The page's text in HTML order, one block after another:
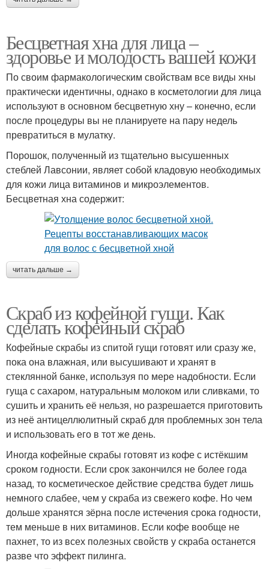
Бесцветная хна для лица –
здоровье и молодость вашей кожи
По своим фармакологическим свойствам все виды хны
практически идентичны, однако в косметологии для лица
используют в основном бесцветную хну – конечно, если
после процедуры вы не планируете на пару недель
превратиться в мулатку.
Порошок, полученный из тщательно высушенных
стеблей Лавсонии, являет собой кладовую необходимых
для кожи лица витаминов и микроэлементов.
Бесцветная хна содержит:
читать дальше →
Скраб из кофейной гущи. Как
сделать кофейный скраб
Кофейные скрабы из спитой гущи готовят или сразу же,
пока она влажная, или высушивают и хранят в
стеклянной банке, используя по мере надобности. Если
гуща с сахаром, натуральным молоком или сливками, то
сушить и хранить её нельзя, но разрешается приготовить
из неё антицеллюлитный скраб для проблемных зон тела
и использовать его в тот же день.
Иногда кофейные скрабы готовят из кофе с истёкшим
сроком годности. Если срок закончился не более года
назад, то косметическое действие средства будет лишь
немного слабее, чем у скраба из свежего кофе. Но чем
дольше хранятся зёрна после истечения срока годности,
тем меньше в них витаминов. Если кофе вообще не
пахнет, то из всех полезных свойств у скраба останется
разве что эффект пилинга.